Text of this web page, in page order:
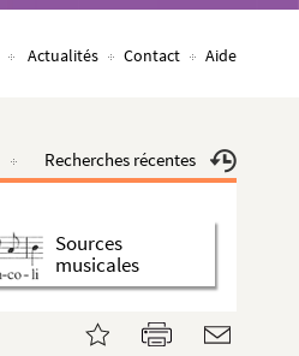
Actualités Contact Aide
Recherches récentes
Sources
musicales